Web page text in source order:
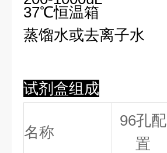
37℃恒温箱
蒸馏水或去离子水
试剂盒组成
名称
96孔配
置